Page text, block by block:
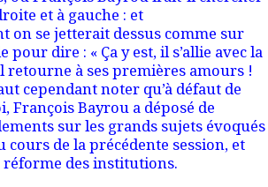
et à gauche : et
on se jetterait dessus comme sur
pour dire : « Ça y est, il s’allie avec la
retourne à ses premières amours !
cependant noter qu’à défaut de
François Bayrou a déposé de
sur les grands sujets évoqués
cours de la précédente session, et
des institutions.